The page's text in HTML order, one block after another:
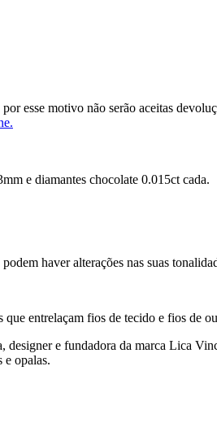
esse motivo não serão aceitas
e diamantes chocolate 0.015ct cada.
haver alterações nas suas
que entrelaçam fios de tecido e fios de
e fundadora da marca Lica
e opalas.